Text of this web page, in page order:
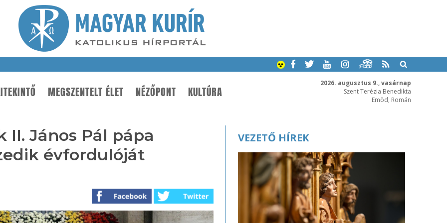
2026. augusztus 9., vasárnap
Szent Terézia Benedikta
Emõd, Román
MEGSZENTELT ÉLET NÉZŐPONT KULTÚRA
János Pál pápa
évfordulóját
VEZETŐ HÍREK